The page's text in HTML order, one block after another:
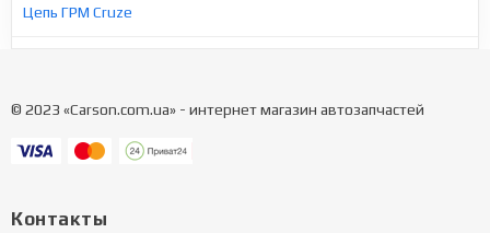
Цепь ГРМ Cruze
© 2023 «Carson.com.ua» - интернет магазин автозапчастей
Контакты